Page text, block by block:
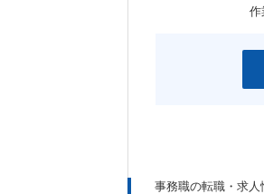
作
事務職の転職・求人